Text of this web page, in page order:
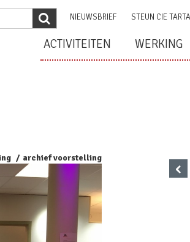
NIEUWSBRIEF STEUN CIE
ACTIVITEITEN WERKING
archief voorstelling ‹